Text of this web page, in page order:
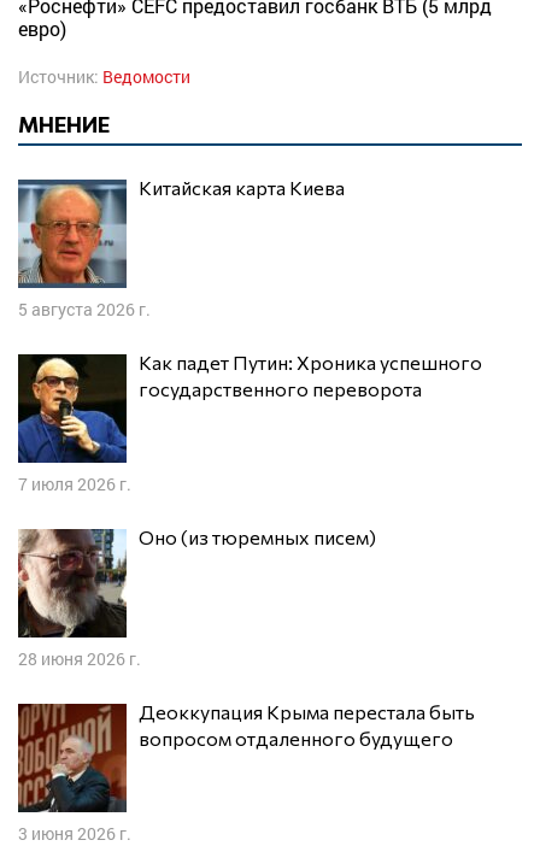
«Роснефти» CEFC предоставил госбанк ВТБ (5 млрд
евро)
Источник: Ведомости
МНЕНИЕ
Китайская карта Киева
5 августа 2026 г.
Как падет Путин: Хроника успешного
государственного переворота
7 июля 2026 г.
Оно (из тюремных писем)
28 июня 2026 г.
Деоккупация Крыма перестала быть
вопросом отдаленного будущего
3 июня 2026 г.